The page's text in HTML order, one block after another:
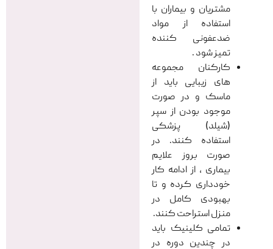
مشتریان و بیماران با
استفاده از مواد
ضدعفونی کننده
تمیز شود .
کارکنان مجموعه
های زیبایی باید از
ماسک و در صورت
موجود بودن از سپر
(شیلد) پزشکی
استفاده کنند. در
صورت بروز علایم
بیماری ، از ادامه کار
خودداری کرده و تا
بهبودی کامل در
منزل استراحت کنند.
تمامی کلینیک باید
در چندین دوره در